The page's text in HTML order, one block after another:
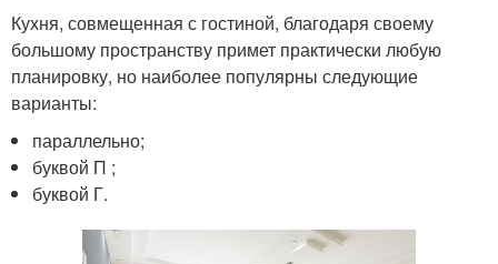
Кухня, совмещенная с гостиной, благодаря своему
большому пространству примет практически любую
планировку, но наиболее популярны следующие
варианты:
параллельно;
буквой П ;
буквой Г.